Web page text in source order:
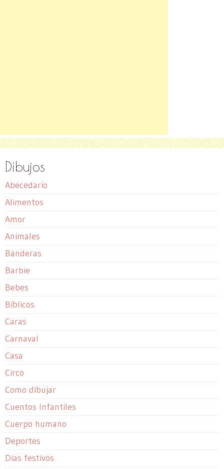
Dibujos
Abecedario
Alimentos
Amor
Animales
Banderas
Barbie
Bebes
Bíblicos
Caras
Carnaval
Casa
Circo
Como dibujar
Cuentos Infantiles
Cuerpo humano
Deportes
Dias festivos